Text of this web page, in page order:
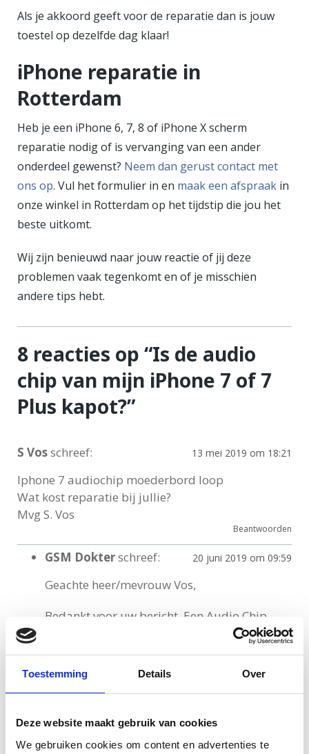
Toestemming Details Over
Deze website maakt gebruik van cookies
We gebruiken cookies om content en advertenties te
Als je akkoord geeft voor de reparatie dan is jouw
toestel op dezelfde dag klaar!
iPhone reparatie in
Rotterdam
Heb je een iPhone 6, 7, 8 of iPhone X scherm
reparatie nodig of is vervanging van een ander
onderdeel gewenst? Neem dan gerust contact met
ons op. Vul het formulier in en maak een afspraak in
onze winkel in Rotterdam op het tijdstip die jou het
beste uitkomt.
Wij zijn benieuwd naar jouw reactie of jij deze
problemen vaak tegenkomt en of je misschien
andere tips hebt.
8 reacties op “Is de audio
chip van mijn iPhone 7 of 7
Plus kapot?”
S Vosschreef: 13 mei 2019 om 18:21
Iphone 7 audiochip moederbord loop
Wat kost reparatie bij jullie?
Mvg S. Vos
Beantwoorden
GSM Dokterschreef: 20 juni 2019 om 09:59
Geachte heer/mevrouw Vos,
Bedankt voor uw bericht. Een Audio Chip
reparatie kost bij ons €159 dit is inclusief de
krijgt hierbij 1 jaar garantie op de vervangen
onderdeel. De reparatie duurt ongeveer 1 a 2
voor de reparatie.
Met vriendelijke groet,